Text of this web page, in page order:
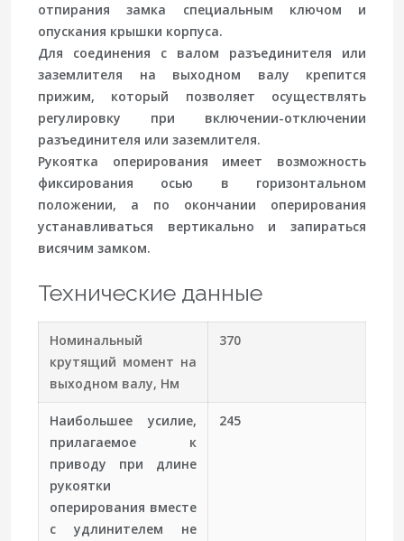
отпирания замка специальным ключом и
опускания крышки корпуса.
Для соединения с валом разъединителя или
заземлителя на выходном валу крепится
прижим, который позволяет осуществлять
регулировку при включении-отключении
разъединителя или заземлителя.
Рукоятка оперирования имеет возможность
фиксирования осью в горизонтальном
положении, а по окончании оперирования
устанавливаться вертикально и запираться
висячим замком.
Технические данные
Номинальный
крутящий момент на
выходном валу, Нм
370
Наибольшее усилие,
прилагаемое к
приводу при длине
рукоятки
оперирования вместе
с удлинителем не
245